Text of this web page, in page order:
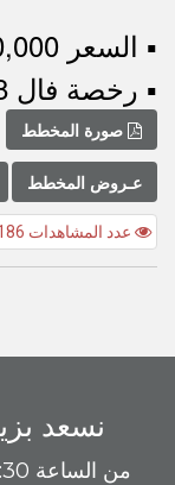
▪︎ السعر 260,000 ريال
▪︎ رخصة فال 1200009258
صورة المخطط
عـروض المخطط
عدد المشاهدات 186
نسعد
من الساعة 4:30 م - إلى الساعة 10:30 م